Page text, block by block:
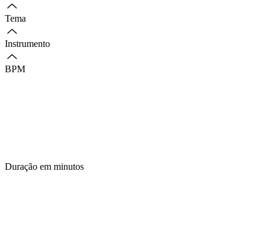
Tema
Instrumento
BPM
Duração em minutos